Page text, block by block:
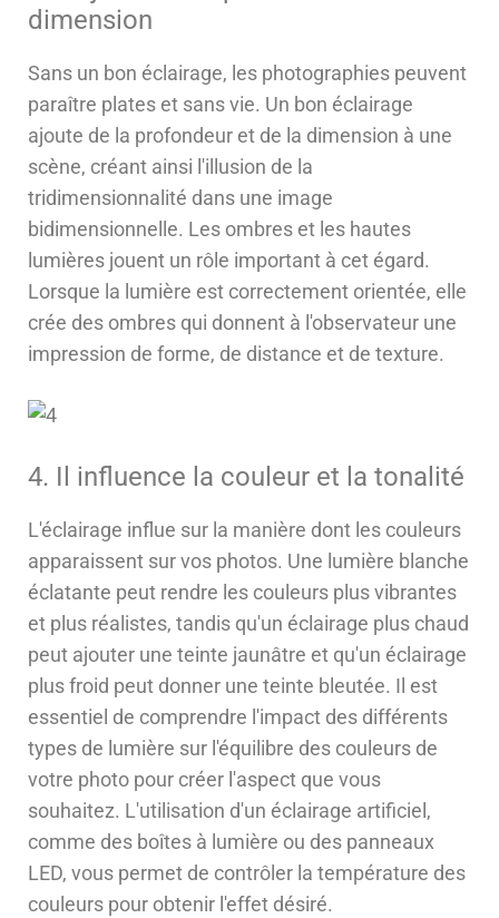
dimension
Sans un bon éclairage, les photographies peuvent
paraître plates et sans vie. Un bon éclairage
ajoute de la profondeur et de la dimension à une
scène, créant ainsi l'illusion de la
tridimensionnalité dans une image
bidimensionnelle. Les ombres et les hautes
lumières jouent un rôle important à cet égard.
Lorsque la lumière est correctement orientée, elle
crée des ombres qui donnent à l'observateur une
impression de forme, de distance et de texture.
4. Il influence la couleur et la tonalité
L'éclairage influe sur la manière dont les couleurs
apparaissent sur vos photos. Une lumière blanche
éclatante peut rendre les couleurs plus vibrantes
et plus réalistes, tandis qu'un éclairage plus chaud
peut ajouter une teinte jaunâtre et qu'un éclairage
plus froid peut donner une teinte bleutée. Il est
essentiel de comprendre l'impact des différents
types de lumière sur l'équilibre des couleurs de
votre photo pour créer l'aspect que vous
souhaitez. L'utilisation d'un éclairage artificiel,
comme des boîtes à lumière ou des panneaux
LED, vous permet de contrôler la température des
couleurs pour obtenir l'effet désiré.